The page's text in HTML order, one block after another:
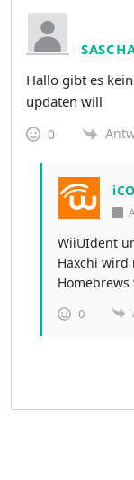
Hallo gibt es
updaten will
0
WiiUIdent
Haxchi
0